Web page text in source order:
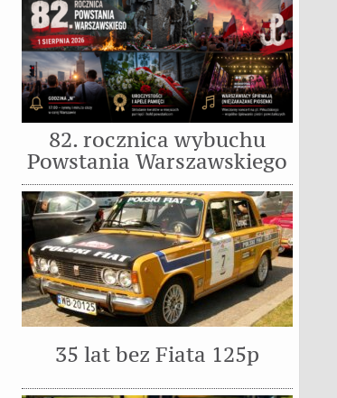
82. rocznica wybuchu
Powstania Warszawskiego
35 lat bez Fiata 125p